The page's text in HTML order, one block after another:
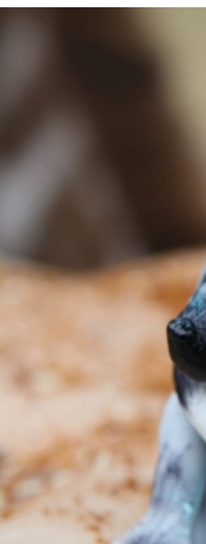
Sledujte prima+
Přihlášení